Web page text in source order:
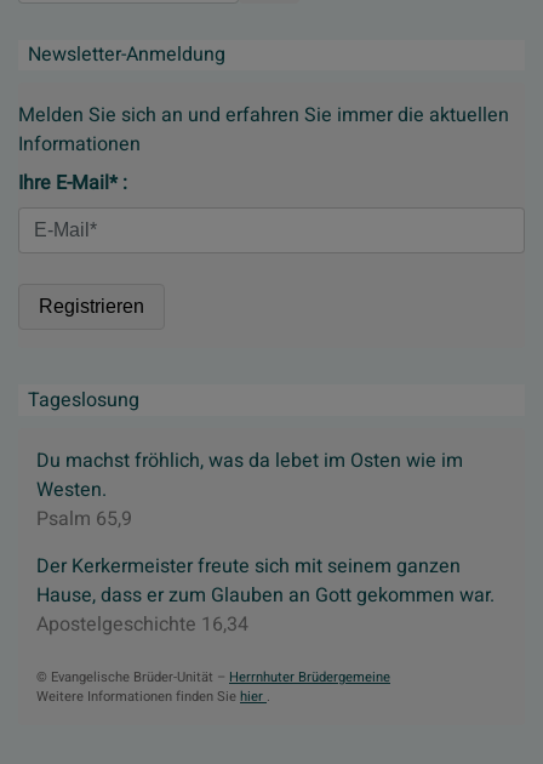
Newsletter-Anmeldung
Melden Sie sich an und erfahren Sie immer die aktuellen
Informationen
Ihre E-Mail* :
Tageslosung
Du machst fröhlich, was da lebet im Osten wie im
Westen.
Psalm 65,9
Der Kerkermeister freute sich mit seinem ganzen
Hause, dass er zum Glauben an Gott gekommen war.
Apostelgeschichte 16,34
© Evangelische Brüder-Unität – Herrnhuter Brüdergemeine
Weitere Informationen finden Siehier .